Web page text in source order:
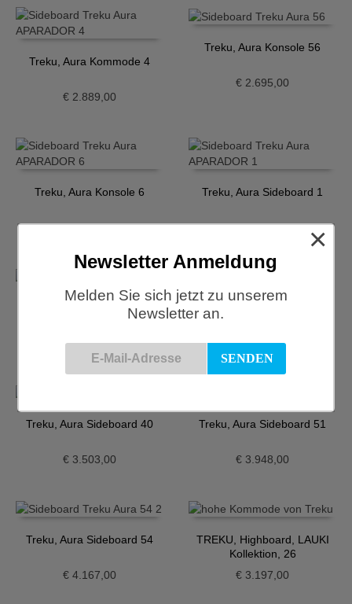
Treku, Aura Kommode 4
€2.889,00
Treku, Aura Konsole 56
€ 2.695,00
Treku, Aura Konsole 6
€2.665,00
Treku, Aura Sideboard 1
€3.224,00
Treku, Aura Sideboard 23
€4.038,00
Treku, Aura Sideboard 37
€5.403,00
Treku, Aura Sideboard 40
€3.503,00
Treku, Aura Sideboard 51
€ 3.948,00
Treku, Aura Sideboard 54
€4.167,00
TREKU, Highboard, LAUKI
Kollektion, 26
€ 3.197,00
Newsletter Anmeldung
Melden Sie sich jetzt zu unserem
Newsletter an.
×